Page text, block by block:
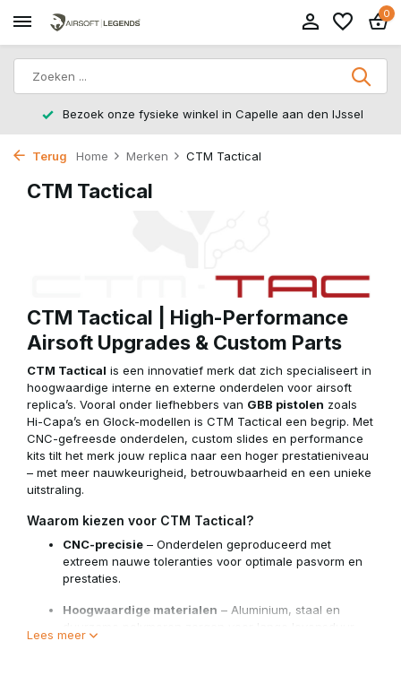
0
14 dagen retourtermijn – zonder gedoe, zonder stress.
Terug Home Merken CTM Tactical
CTM Tactical
CTM Tactical | High-Performance
Airsoft Upgrades & Custom Parts
CTM Tactical is een innovatief merk dat zich specialiseert in
hoogwaardige interne en externe onderdelen voor airsoft
replica’s. Vooral onder liefhebbers van GBB pistolen zoals
Hi-Capa’s en Glock-modellen is CTM Tactical een begrip. Met
CNC-gefreesde onderdelen, custom slides en performance
kits tilt het merk jouw replica naar een hoger prestatieniveau
– met meer nauwkeurigheid, betrouwbaarheid en een unieke
uitstraling.
Waarom kiezen voor CTM Tactical?
CNC-precisie – Onderdelen geproduceerd met
extreem nauwe toleranties voor optimale pasvorm en
prestaties.
Hoogwaardige materialen – Aluminium, staal en
zelfs bij intensief gebruik.
Lees meer